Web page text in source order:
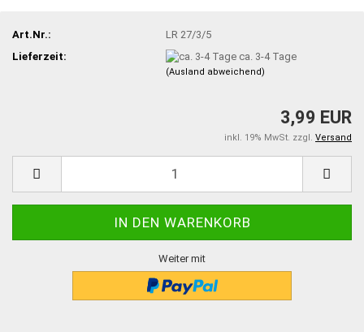
Art.Nr.:
LR 27/3/5
Lieferzeit:
ca. 3-4 Tage
(Ausland abweichend)
3,99 EUR
inkl. 19% MwSt. zzgl. Versand
Weiter mit